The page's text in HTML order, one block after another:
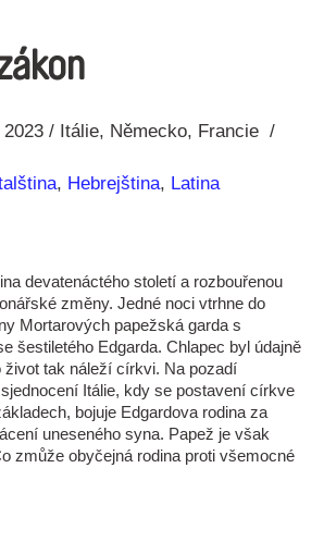
2023 Itálie Německo Francie
, Hebrejština, Latina
devatenáctého století a rozbouřenou
změny. Jedné noci vtrhne do
Mortarových papežská garda s
šestiletého Edgarda. Chlapec byl údajně
život tak náleží církvi. Na pozadí
Itálie, kdy se postavení církve
bojuje Edgardova rodina za
uneseného syna. Papež je však
zmůže obyčejná rodina proti všemocné